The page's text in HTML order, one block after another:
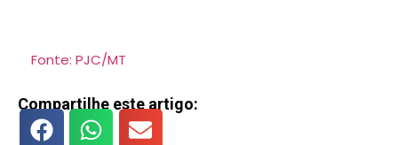
Fonte: PJC/MT
Compartilhe este artigo: